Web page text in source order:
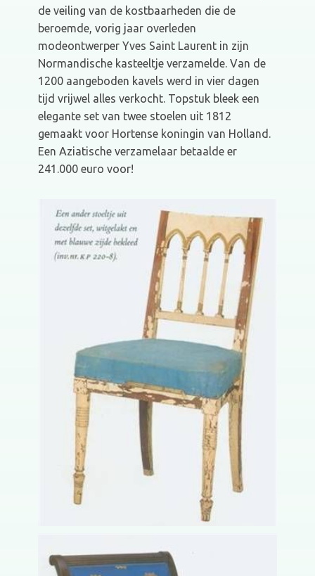
de veiling van de kostbaarheden die de
beroemde, vorig jaar overleden
modeontwerper Yves Saint Laurent in zijn
Normandische kasteeltje verzamelde. Van de
1200 aangeboden kavels werd in vier dagen
tijd vrijwel alles verkocht. Topstuk bleek een
elegante set van twee stoelen uit 1812
gemaakt voor Hortense koningin van Holland.
Een Aziatische verzamelaar betaalde er
241.000 euro voor!